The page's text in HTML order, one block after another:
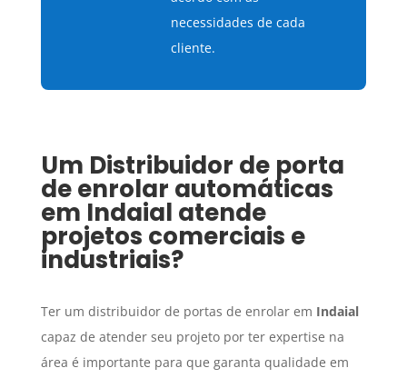
necessidades de cada
cliente.
Um Distribuidor de porta
de enrolar automáticas
em Indaial atende
projetos comerciais e
industriais?
Ter um distribuidor de portas de enrolar em Indaial
capaz de atender seu projeto por ter expertise na
área é importante para que garanta qualidade em